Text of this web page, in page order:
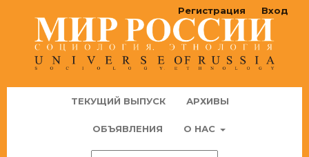
ТЕКУЩИЙ ВЫПУСК АРХИВЫ
ОБЪЯВЛЕНИЯ О НАС
Регистрация Вход